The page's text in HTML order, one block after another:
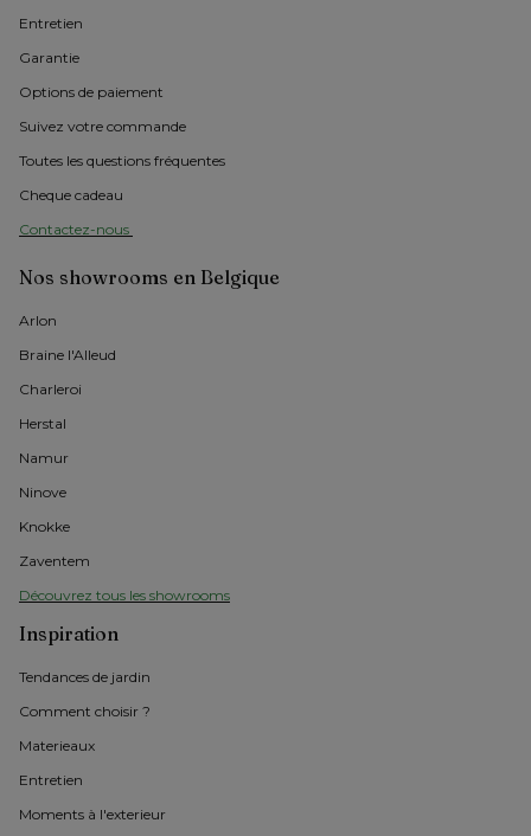
Entretien
Garantie
Options de paiement
Suivez votre commande
Toutes les questions fréquentes
Cheque cadeau
Contactez-nous
Nos showrooms en Belgique
Arlon
Braine l'Alleud
Charleroi
Herstal
Namur
Ninove
Knokke
Zaventem
Découvrez tous les showrooms
Inspiration
Tendances de jardin
Comment choisir ?
Materieaux
Entretien
Moments à l'exterieur